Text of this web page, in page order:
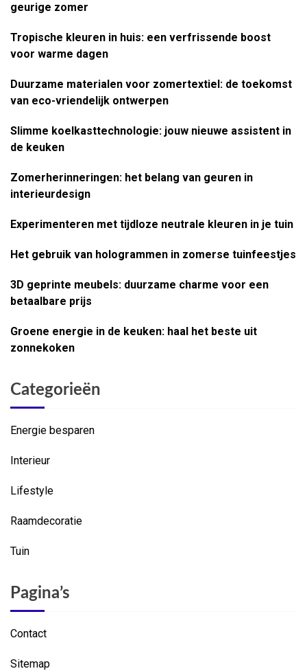
geurige zomer
Tropische kleuren in huis: een verfrissende boost
voor warme dagen
Duurzame materialen voor zomertextiel: de toekomst
van eco-vriendelijk ontwerpen
Slimme koelkasttechnologie: jouw nieuwe assistent in
de keuken
Zomerherinneringen: het belang van geuren in
interieurdesign
Experimenteren met tijdloze neutrale kleuren in je tuin
Het gebruik van hologrammen in zomerse tuinfeestjes
3D geprinte meubels: duurzame charme voor een
betaalbare prijs
Groene energie in de keuken: haal het beste uit
zonnekoken
Categorieën
Energie besparen
Interieur
Lifestyle
Raamdecoratie
Tuin
Pagina’s
Contact
Sitemap